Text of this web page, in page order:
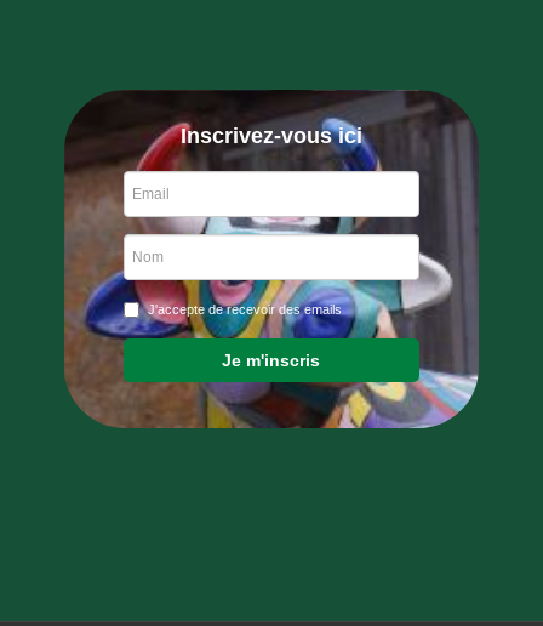
Inscrivez-vous ici
J'accepte de recevoir des emails
Je m'inscris